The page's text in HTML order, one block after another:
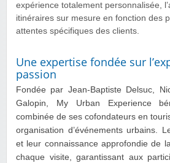
expérience totalement personnalisée,
itinéraires sur mesure en fonction des
attentes spécifiques des clients.
Une expertise fondée sur
passion
Fondée par Jean-Baptiste Delsuc,
Galopin, My Urban Experience
combinée de ses cofondateurs en
organisation d’événements urbains.
et leur connaissance approfondie de
chaque visite, garantissant aux